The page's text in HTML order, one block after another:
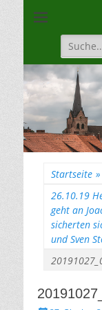
Suche
für:
Startseite »
26.10.19
geht an
sicherten
und Sven